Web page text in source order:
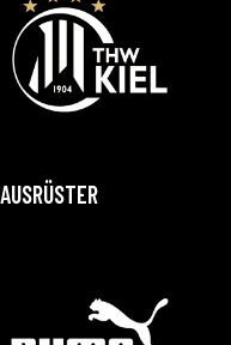
AUSRÜSTER